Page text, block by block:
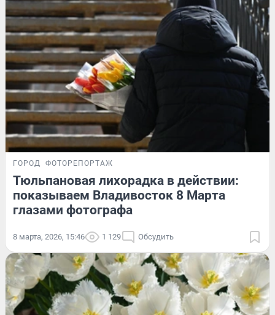
ГОРОД ФОТОРЕПОРТАЖ
Тюльпановая лихорадка в действии:
показываем Владивосток 8 Марта
глазами фотографа
8 марта, 2026, 15:46 1 129 Обсудить